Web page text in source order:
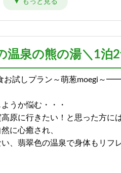
温泉の熊の湯＼1泊
試しプラン～萌葱moegi～
うか悩む・・・
原に行きたい！と思った方に
に心癒され、
、翡翠色の温泉で身体もリフ